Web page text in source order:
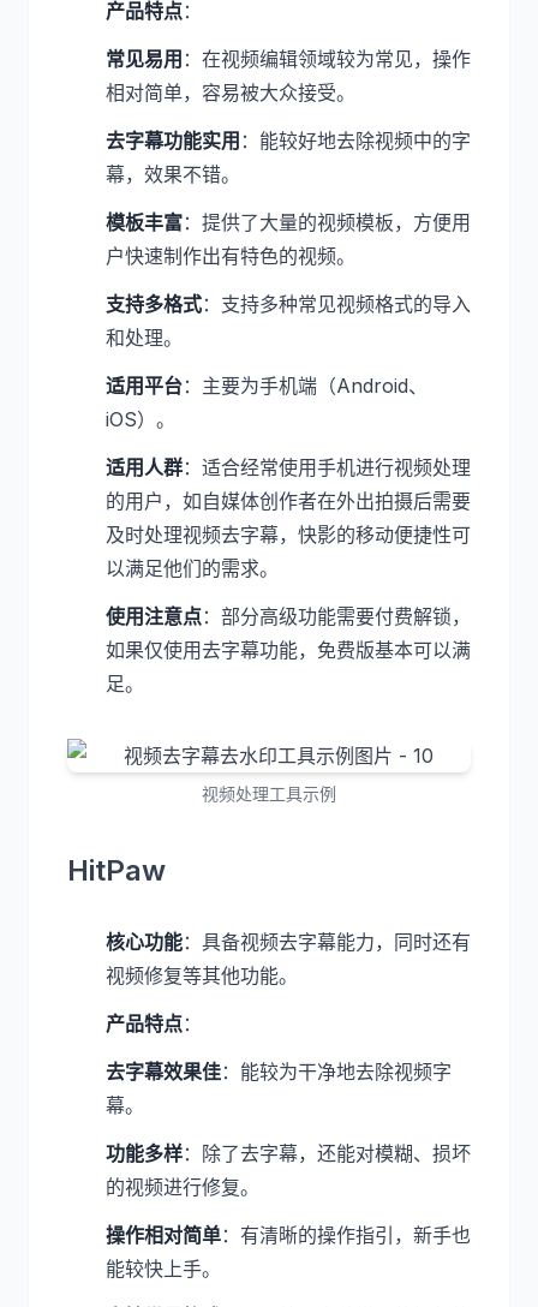
产品特点：
常见易用 ：在视频编辑领域较为常见，操作
相对简单，容易被大众接受。
去字幕功能实用 ：能较好地去除视频中的字
幕，效果不错。
模板丰富：提供了大量的视频模板，方便用
户快速制作出有特色的视频。
支持多格式：支持多种常见视频格式的导入
和处理。
适用平台：主要为手机端（Android、
iOS）。
适用人群：适合经常使用手机进行视频处理
的用户，如自媒体创作者在外出拍摄后需要
及时处理视频去字幕，快影的移动便捷性可
以满足他们的需求。
使用注意点：部分高级功能需要付费解锁，
如果仅使用去字幕功能，免费版基本可以满
足。
视频处理工具示例
HitPaw
核心功能：具备视频去字幕能力，同时还有
视频修复等其他功能。
产品特点：
去字幕效果佳：能较为干净地去除视频字
幕。
功能多样：除了去字幕，还能对模糊、损坏
的视频进行修复。
操作相对简单：有清晰的操作指引，新手也
能较快上手。